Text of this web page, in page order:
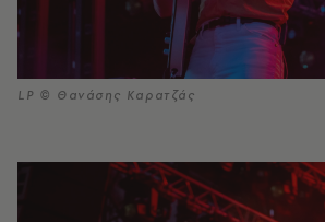
LP © Θανάσης Καρατζάς